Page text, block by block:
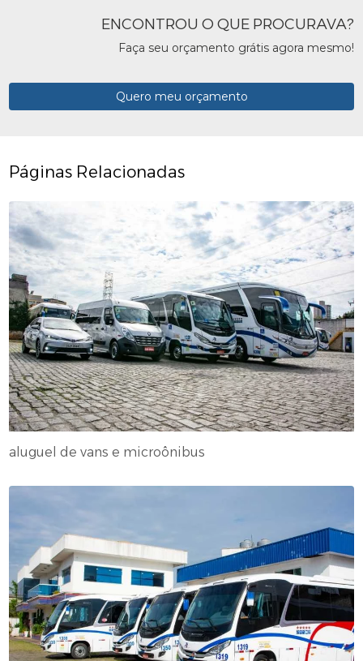
ENCONTROU O QUE PROCURAVA?
Faça seu orçamento grátis agora mesmo!
Quero meu orçamento
Páginas Relacionadas
aluguel de vans e microônibus